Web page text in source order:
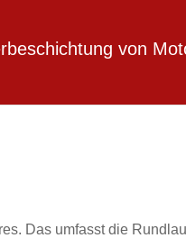
von
Das umfasst die